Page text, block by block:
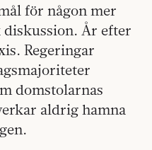
för någon mer
År efter
Regeringar
domstolarnas
aldrig hamna